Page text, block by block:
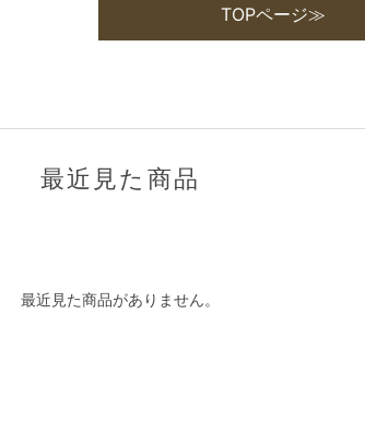
TOPページ≫
最近見た商品
最近見た商品がありません。